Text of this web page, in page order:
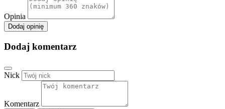
Opinia
Dodaj opinię
Dodaj komentarz
Nick
Komentarz